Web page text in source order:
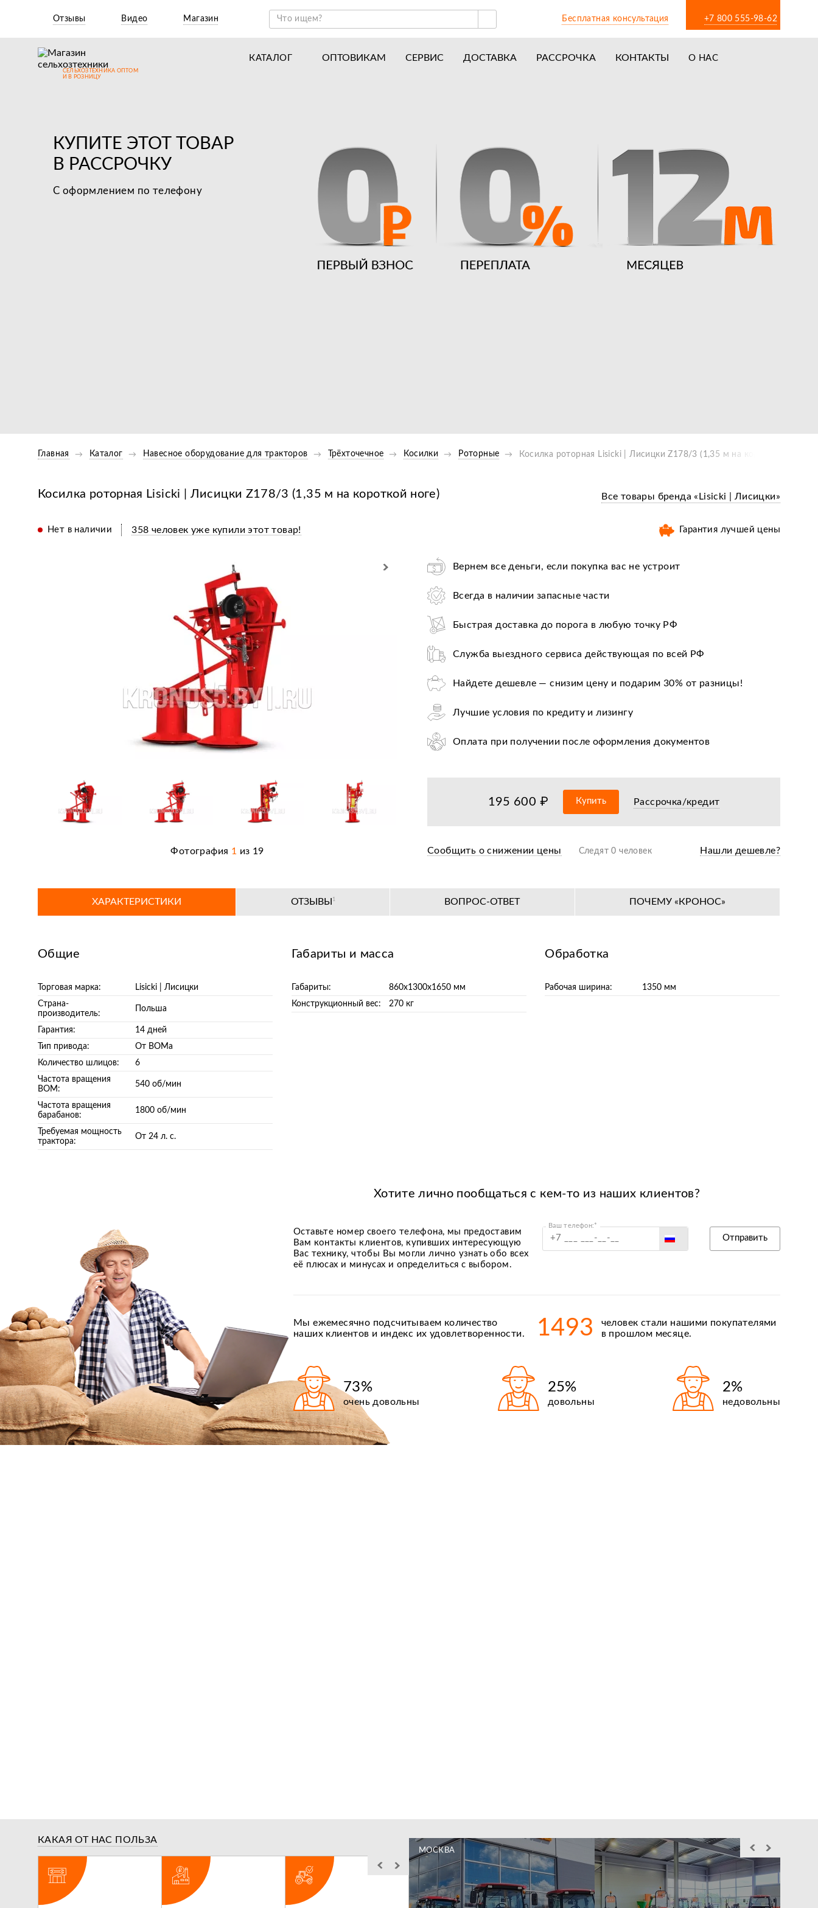
Отзывы Видео Магазин Бесплатная консультация +7 800 555-98-62
СЕЛЬХОЗТЕХНИКА ОПТОМ
И В РОЗНИЦУ
КАТАЛОГ
Навесное оборудование для мотоблоков
ОПТОВИКАМ СЕРВИС ДОСТАВКА РАССРОЧКА КОНТАКТЫ
О НАС
Новости
Отзывы
Вакансии
Гарантия лучшей цены
КУПИТЕ ЭТОТ ТОВАР
В РАССРОЧКУ
С оформлением по телефону
Главная Каталог Навесное оборудование для тракторов Трёхточечное Косилки Роторные Косилка роторная Lisicki | Лисицки Z178/3 (1,35 м на короткой ноге)
Косилка роторная Lisicki | Лисицки Z178/3 (1,35 м на короткой ноге) Все товары бренда «Lisicki | Лисицки»
Нет в наличии 358 человек уже купили этот товар! Гарантия лучшей цены
Фотография 1 из 19
Вернем все деньги, если покупка вас не устроит
Всегда в наличии запасные части
Быстрая доставка до порога в любую точку РФ
Служба выездного сервиса действующая по всей РФ
Найдете дешевле — снизим цену и подарим 30% от разницы!
Лучшие условия по кредиту и лизингу
Оплата при получении после оформления документов
36+ авторизированных сервисных центров по всей РФ
195 600 ₽ Купить Рассрочка/кредит
Сообщить о снижении цены Следят 0 человек Нашли дешевле?
ХАРАКТЕРИСТИКИ ОТЗЫВЫ 1 ВОПРОС-ОТВЕТ ПОЧЕМУ «КРОНОС»
Общие
Торговая марка:
Lisicki | Лисицки
Страна-
производитель:
Польша
Гарантия:
14 дней
Тип привода:
От ВОМа
Количество шлицов:
6
Частота вращения
ВОМ:
540 об/мин
Частота вращения
барабанов:
1800 об/мин
Требуемая мощность
трактора:
От 24 л. с.
Габариты и масса
Габариты:
860x1300x1650 мм
Конструкционный вес:
270 кг
Обработка
Рабочая ширина: 1350 мм
Хотите лично пообщаться с кем-то из наших клиентов?
Оставьте номер своего телефона, мы предоставим
Вам контакты клиентов, купивших интересующую
Вас технику, чтобы Вы могли лично узнать обо всех
её плюсах и минусах и определиться с выбором.
Ваш телефон:*
Киргизия
Отправить
Мы ежемесячно подсчитываем количество
наших клиентов и индекс их удовлетворенности.
1493
человек стали нашими покупателями
в прошлом месяце.
73%
очень довольны
25%
довольны
2%
недовольны
КАКАЯ ОТ НАС ПОЛЬЗА
МОСКВА